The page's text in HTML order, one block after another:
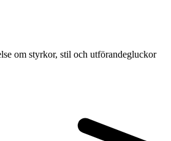
om styrkor, stil och utförandegluckor